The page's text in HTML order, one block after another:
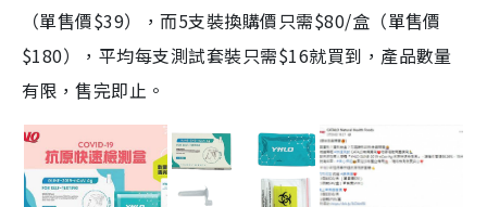
（單售價$39），而5支裝換購價只需$80/盒（單售價
$180），平均每支測試套裝只需$16就買到，產品數量
有限，售完即止。